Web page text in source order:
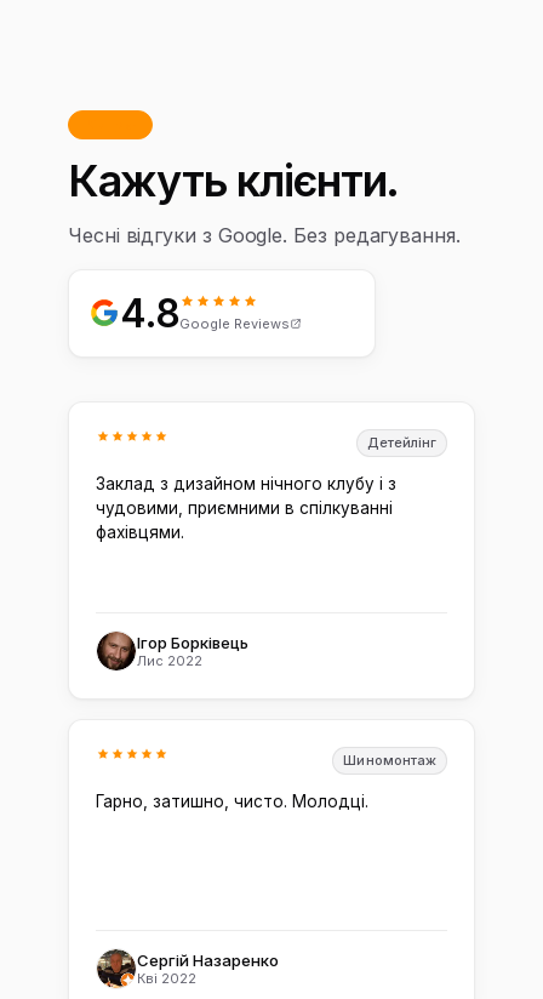
Кажуть клієнти.
Чесні відгуки з Google. Без редагування.
4.8Google Reviews
Детейлінг
Заклад з дизайном нічного клубу і з
чудовими, приємними в спілкуванні
фахівцями.
Ігор Борківець
Лис 2022
Шиномонтаж
Гарно, затишно, чисто. Молодці.
Сергій Назаренко
Кві 2022